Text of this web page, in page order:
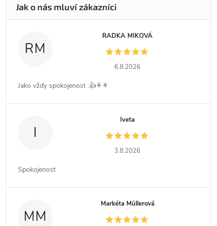
RM
RADKA MIKOVÁ
6.8.2026
Jako vždy spokojenost .👍⚘️⚘️
I
Iveta
3.8.2026
Spokojenost
MM
Markéta Müllerová